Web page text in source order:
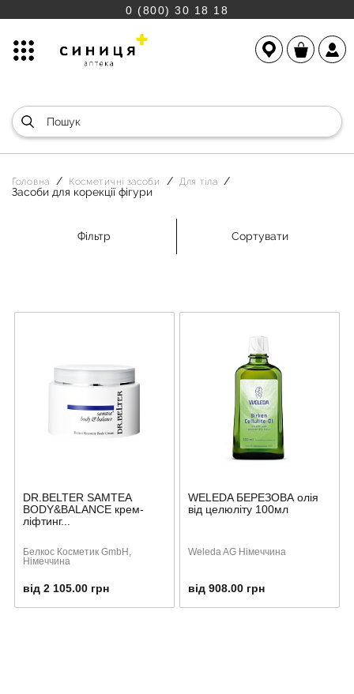
0 (800) 30 18 18
Головна Косметичні засоби Для тіла
Засоби для корекції фігури
Фільтр Сортувати
DR.BELTER SAMTEA
BODY&BALANCE крем-
ліфтинг...
Белкос Косметик GmbH,
Німеччина
від 2 105.00 грн
WELEDA БЕРЕЗОВА олія
від целюліту 100мл
Weleda AG Німеччина
від 908.00 грн